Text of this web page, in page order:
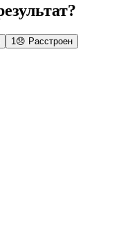
1😞 Расстроен